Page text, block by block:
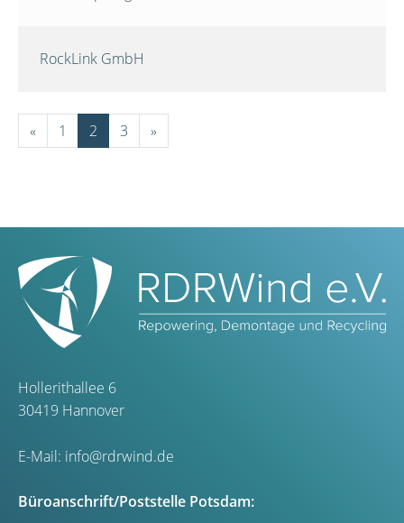
RockLink GmbH
« 1 2 3 »
Hollerithallee 6
30419 Hannover
E-Mail: info@rdrwind.de
Büroanschrift/Poststelle Potsdam: